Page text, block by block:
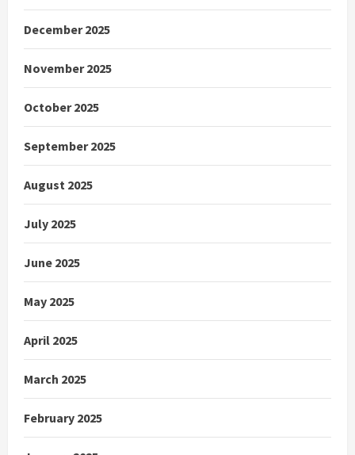
December 2025
November 2025
October 2025
September 2025
August 2025
July 2025
June 2025
May 2025
April 2025
March 2025
February 2025